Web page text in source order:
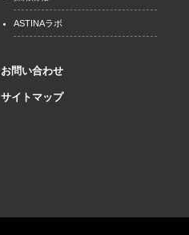
ASTINAラボ
お問い合わせ
サイトマップ